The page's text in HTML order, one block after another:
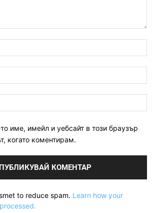
име, имейл и уебсайт в този браузър
когато коментирам.
to reduce spam. Learn how your